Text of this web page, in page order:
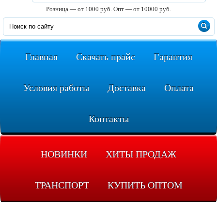
Розница — от 1000 руб. Опт — от 10000 руб.
Главная Скачать прайс Гарантия
Условия работы Доставка Оплата
Контакты
НОВИНКИ ХИТЫ ПРОДАЖ
ТРАНСПОРТ КУПИТЬ ОПТОМ